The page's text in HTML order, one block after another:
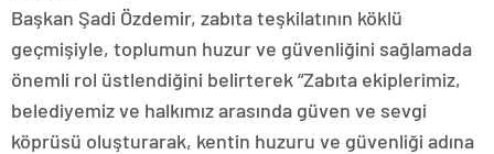
Başkan Şadi Özdemir, zabıta teşkilatının köklü
geçmişiyle, toplumun huzur ve güvenliğini sağlamada
önemli rol üstlendiğini belirterek “Zabıta ekiplerimiz,
belediyemiz ve halkımız arasında güven ve sevgi
köprüsü oluşturarak, kentin huzuru ve güvenliği adına